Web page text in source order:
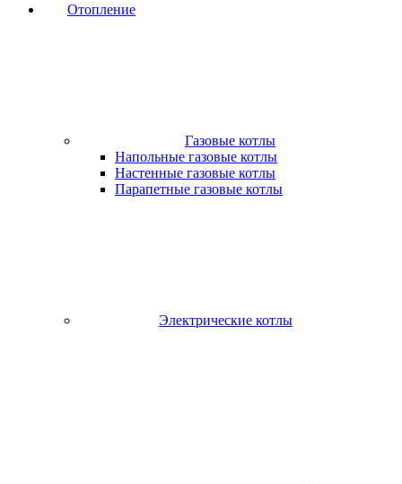
Отопление
Газовые котлы
Напольные газовые котлы
Настенные газовые котлы
Парапетные газовые котлы
Электрические котлы